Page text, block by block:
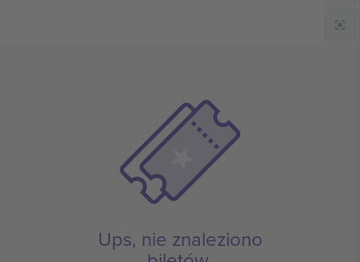
Ups, nie znaleziono